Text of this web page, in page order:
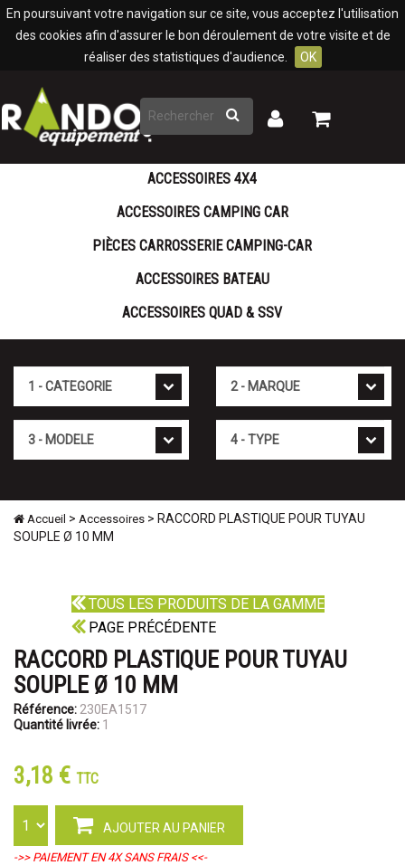
En poursuivant votre navigation sur ce site, vous acceptez l'utilisation
des cookies afin d'assurer le bon déroulement de votre visite et de
réaliser des statistiques d'audience.
OK
Rechercher
Mon
Mon
ACCESSOIRES 4X4
ACCESSOIRES CAMPING CAR
PIÈCES CARROSSERIE CAMPING-CAR
ACCESSOIRES BATEAU
ACCESSOIRES QUAD & SSV
Accueil > Accessoires > RACCORD PLASTIQUE POUR TUYAU
SOUPLE Ø 10 MM
TOUS LES PRODUITS DE LA GAMME
PAGE PRÉCÉDENTE
RACCORD PLASTIQUE POUR TUYAU
SOUPLE Ø 10 MM
Référence: 230EA1517
Quantité livrée: 1
3,18 € TTC
AJOUTER AU PANIER
->> PAIEMENT EN 4X SANS FRAIS <<-
Panneau de gestion des cookies